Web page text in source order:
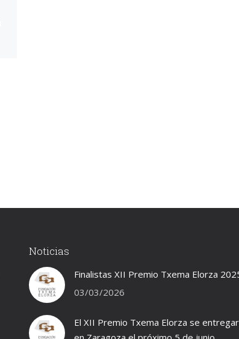
Noticias
Finalistas XII Premio Txema Elorza
03/03/2026
El XII Premio Txema Elorza se